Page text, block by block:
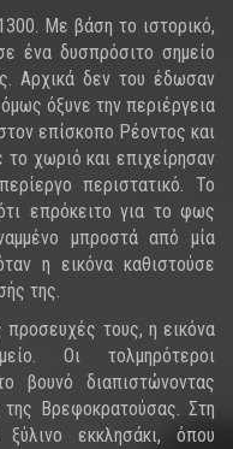
Με βάση το ιστορικό,
ένα δυσπρόσιτο σημείο
Αρχικά δεν του έδωσαν
όξυνε την περιέργεια
επίσκοπο Ρέοντος και
χωριό και επιχείρησαν
περιστατικό. Το
επρόκειτο για το φως
μπροστά από μία
η εικόνα καθιστούσε
της.
τους, η εικόνα
Οι τολμηρότεροι
βουνό διαπιστώνοντας
Βρεφοκρατούσας. Στη
εκκλησάκι, όπου